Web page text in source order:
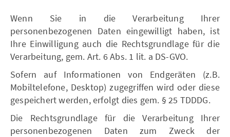
Wenn Sie in die Verarbeitung Ihrer
personenbezogenen Daten eingewilligt haben, ist
Ihre Einwilligung auch die Rechtsgrundlage für die
Verarbeitung, gem. Art. 6 Abs. 1 lit. a DS-GVO.
Sofern auf Informationen von Endgeräten (z.B.
Mobiltelefone, Desktop) zugegriffen wird oder diese
gespeichert werden, erfolgt dies gem. § 25 TDDDG.
Die Rechtsgrundlage für die Verarbeitung Ihrer
personenbezogenen Daten zum Zweck der